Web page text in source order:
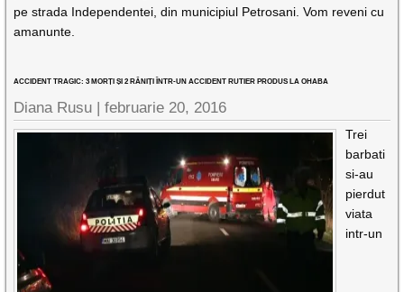
pe strada Independentei, din municipiul Petrosani. Vom reveni cu
amanunte.
ACCIDENT TRAGIC: 3 MORȚI ȘI 2 RĂNIȚI ÎNTR-UN ACCIDENT RUTIER PRODUS LA OHABA
Diana Rusu |februarie 20, 2016
Trei
barbati
si-au
pierdut
viata
intr-un